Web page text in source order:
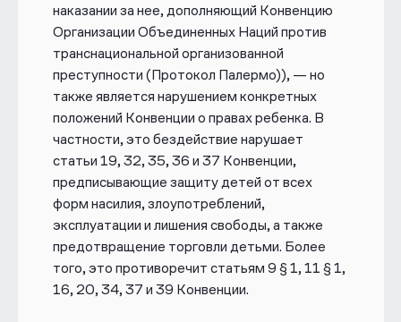
наказании за нее, дополняющий Конвенцию
Организации Объединенных Наций против
транснациональной организованной
преступности (Протокол Палермо)), — но
также является нарушением конкретных
положений Конвенции о правах ребенка. В
частности, это бездействие нарушает
статьи 19, 32, 35, 36 и 37 Конвенции,
предписывающие защиту детей от всех
форм насилия, злоупотреблений,
эксплуатации и лишения свободы, а также
предотвращение торговли детьми. Более
того, это противоречит статьям 9 § 1, 11 § 1,
16, 20, 34, 37 и 39 Конвенции.